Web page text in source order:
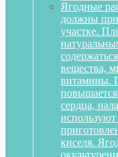
Ягодные
должны
участке.
вещества,
витамины.
сердца,
киселя.